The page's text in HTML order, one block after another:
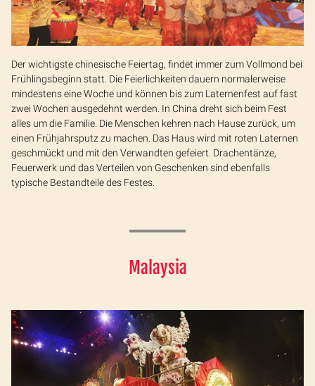
Der wichtigste chinesische Feiertag, findet immer zum Vollmond bei
Frühlingsbeginn statt. Die Feierlichkeiten dauern normalerweise
mindestens eine Woche und können bis zum Laternenfest auf fast
zwei Wochen ausgedehnt werden. In China dreht sich beim Fest
alles um die Familie. Die Menschen kehren nach Hause zurück, um
einen Frühjahrsputz zu machen. Das Haus wird mit roten Laternen
geschmückt und mit den Verwandten gefeiert. Drachentänze,
Feuerwerk und das Verteilen von Geschenken sind ebenfalls
typische Bestandteile des Festes.
Malaysia